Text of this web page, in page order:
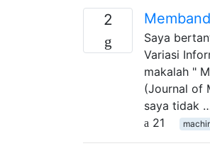
2
Saya
Variasi
makalah "
(Journal of
saya tidak
21